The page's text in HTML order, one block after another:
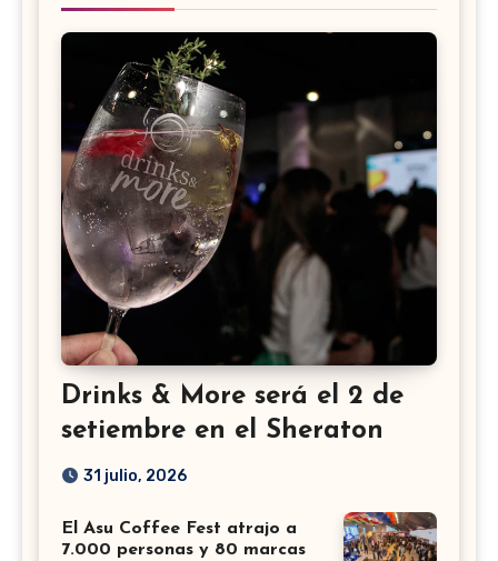
Drinks & More será el 2 de
setiembre en el Sheraton
31 julio, 2026
El Asu Coffee Fest atrajo a
7.000 personas y 80 marcas